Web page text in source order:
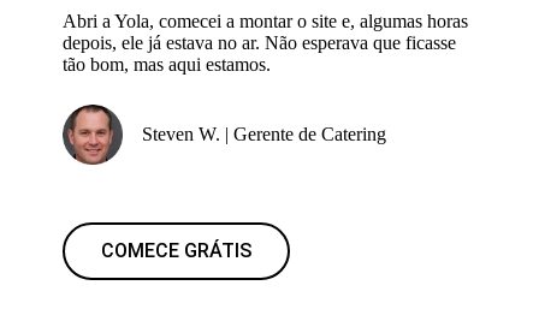
Abri a Yola, comecei a montar o site e, algumas horas
depois, ele já estava no ar. Não esperava que ficasse
tão bom, mas aqui estamos.
Steven W. | Gerente de Catering
COMECE GRÁTIS